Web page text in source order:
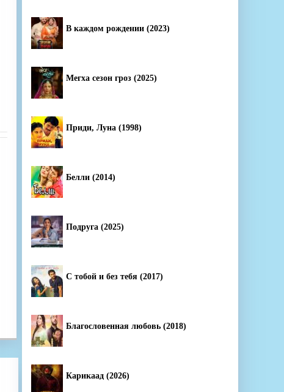
В каждом рождении (2023)
Мегха сезон гроз (2025)
Приди, Луна (1998)
Белли (2014)
Подруга (2025)
С тобой и без тебя (2017)
Благословенная любовь (2018)
Карикаад (2026)